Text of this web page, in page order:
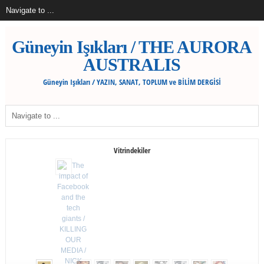
Güneyin Işıkları / THE AURORA
AUSTRALIS
Güneyin Işıkları / YAZIN, SANAT, TOPLUM ve BİLİM DERGİSİ
Vitrindekiler